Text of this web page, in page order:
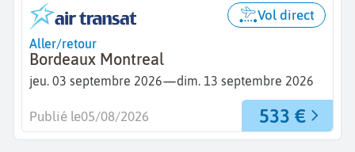
Aller/retour
Bordeaux Montreal
jeu. 03 septembre 2026—dim. 13 septembre 2026
Vol direct
533 €
Publié le05/08/2026